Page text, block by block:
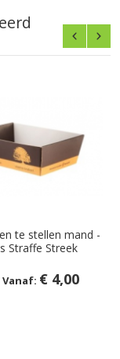
te stellen mand -
Straffe Streek
€ 4,00